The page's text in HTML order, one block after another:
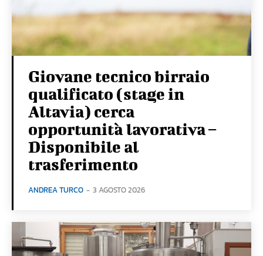
Giovane tecnico birraio
qualificato (stage in
Altavia) cerca
opportunità lavorativa –
Disponibile al
trasferimento
ANDREA TURCO - 3 AGOSTO 2026